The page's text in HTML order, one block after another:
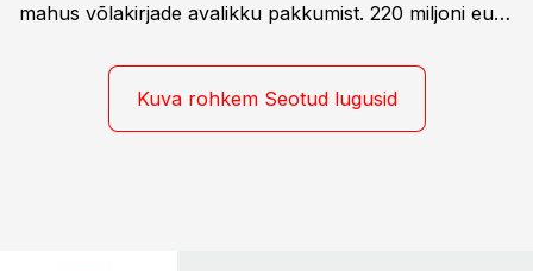
mahus võlakirjade avalikku pakkumist. 220 miljoni euro
pakub Baltimaade investoritele 8% aastatootlust
(intressi), võlakirjade märkimine kestab kuni 14.
Kuva rohkem Seotud lugusid